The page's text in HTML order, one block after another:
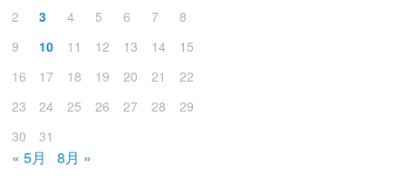
2
3 4 5 6 7
8
9
10 11 12 13 14
15
16
17 18 19 20 21
22
23
24 25 26 27 28
29
30
31
« 5月 8月 »